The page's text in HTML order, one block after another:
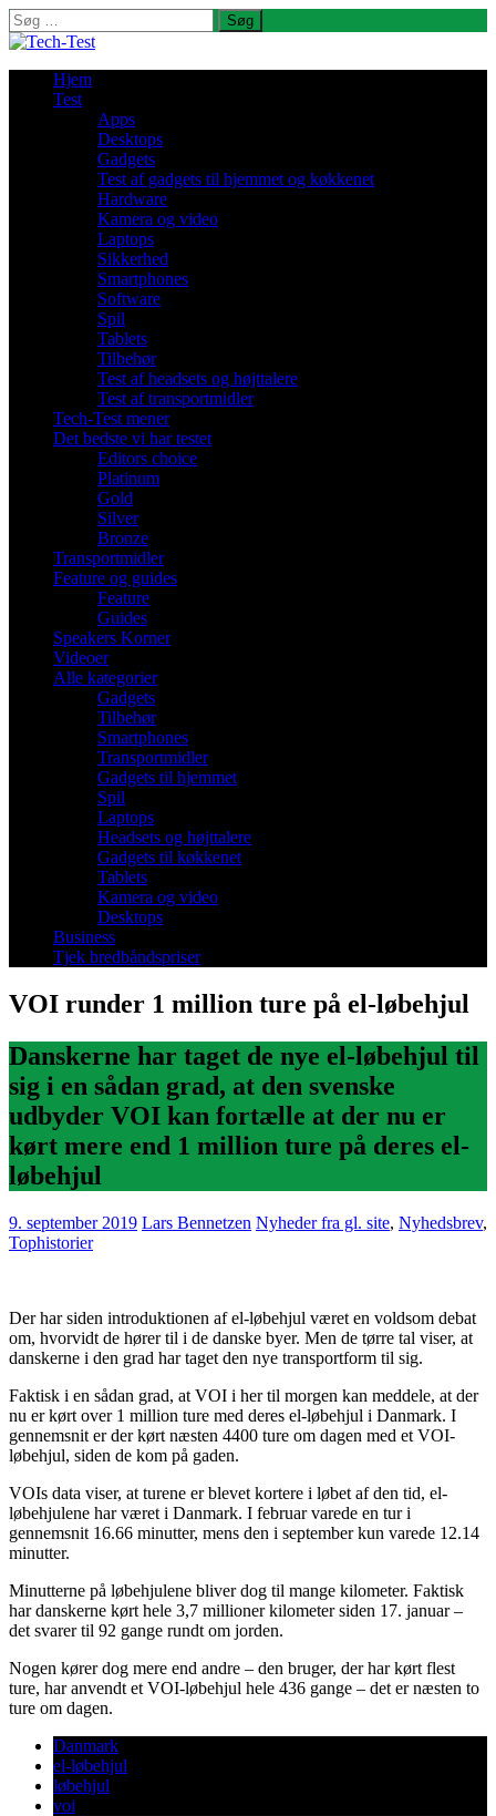
Søg
efter:
Hjem
Test
Apps
Desktops
Gadgets
Test af gadgets til hjemmet og køkkenet
Hardware
Kamera og video
Laptops
Sikkerhed
Smartphones
Software
Spil
Tablets
Tilbehør
Test af headsets og højttalere
Test af transportmidler
Tech-Test mener
Det bedste vi har testet
Editors choice
Platinum
Gold
Silver
Bronze
Transportmidler
Feature og guides
Feature
Guides
Speakers Korner
Videoer
Alle kategorier
Gadgets
Tilbehør
Smartphones
Transportmidler
Gadgets til hjemmet
Spil
Laptops
Headsets og højttalere
Gadgets til køkkenet
Tablets
Kamera og video
Desktops
Business
Tjek bredbåndspriser
VOI runder 1 million ture på el-løbehjul
Danskerne har taget de nye el-løbehjul til
sig i en sådan grad, at den svenske
udbyder VOI kan fortælle at der nu er
kørt mere end 1 million ture på deres el-
løbehjul
9. september 2019 Lars Bennetzen Nyheder fra gl. site, Nyhedsbrev,
Tophistorier
Der har siden introduktionen af el-løbehjul været en voldsom debat
om, hvorvidt de hører til i de danske byer. Men de tørre tal viser, at
danskerne i den grad har taget den nye transportform til sig.
Faktisk i en sådan grad, at VOI i her til morgen kan meddele, at der
nu er kørt over 1 million ture med deres el-løbehjul i Danmark. I
gennemsnit er der kørt næsten 4400 ture om dagen med et VOI-
løbehjul, siden de kom på gaden.
VOIs data viser, at turene er blevet kortere i løbet af den tid, el-
løbehjulene har været i Danmark. I februar varede en tur i
gennemsnit 16.66 minutter, mens den i september kun varede 12.14
minutter.
Minutterne på løbehjulene bliver dog til mange kilometer. Faktisk
har danskerne kørt hele 3,7 millioner kilometer siden 17. januar –
det svarer til 92 gange rundt om jorden.
Nogen kører dog mere end andre – den bruger, der har kørt flest
ture, har anvendt et VOI-løbehjul hele 436 gange – det er næsten to
ture om dagen.
Danmark
el-løbehjul
løbehjul
voi